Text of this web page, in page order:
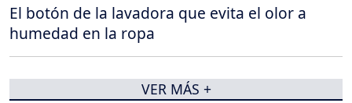
El botón de la lavadora que evita el olor a
humedad en la ropa
VER MÁS +